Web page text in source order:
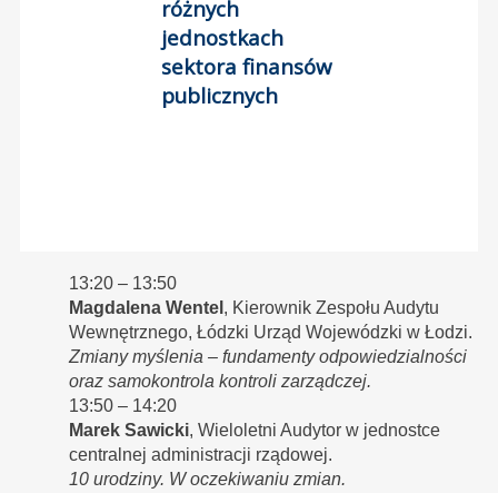
różnych
jednostkach
sektora finansów
publicznych
13:20 – 13:50
Magdalena Wentel , Kierownik Zespołu Audytu
Wewnętrznego, Łódzki Urząd Wojewódzki w Łodzi.
Zmiany myślenia – fundamenty odpowiedzialności
oraz samokontrola kontroli zarządczej.
13:50 – 14:20
Marek Sawicki, Wieloletni Audytor w jednostce
centralnej administracji rządowej.
10 urodziny. W oczekiwaniu zmian.